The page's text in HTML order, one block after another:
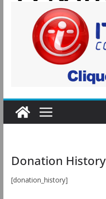
Donation History
[donation_history]